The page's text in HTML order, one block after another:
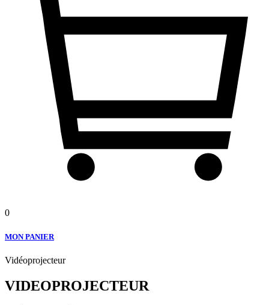
0
MON PANIER
Vidéoprojecteur
VIDEOPROJECTEUR